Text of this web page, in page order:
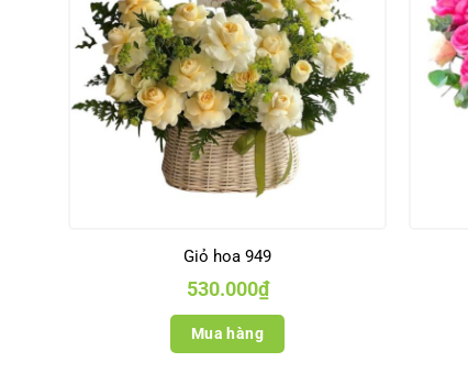
Giỏ hoa 949
530.000₫
Mua hàng